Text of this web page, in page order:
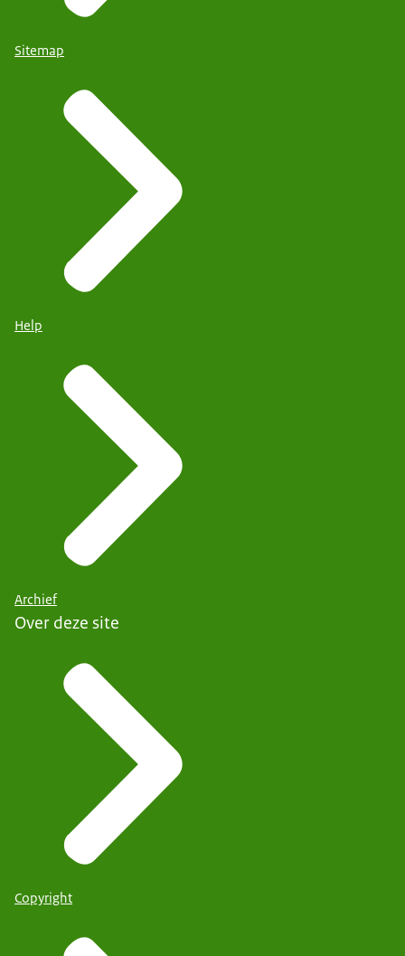
Sitemap
Help
Archief
Over deze site
Copyright